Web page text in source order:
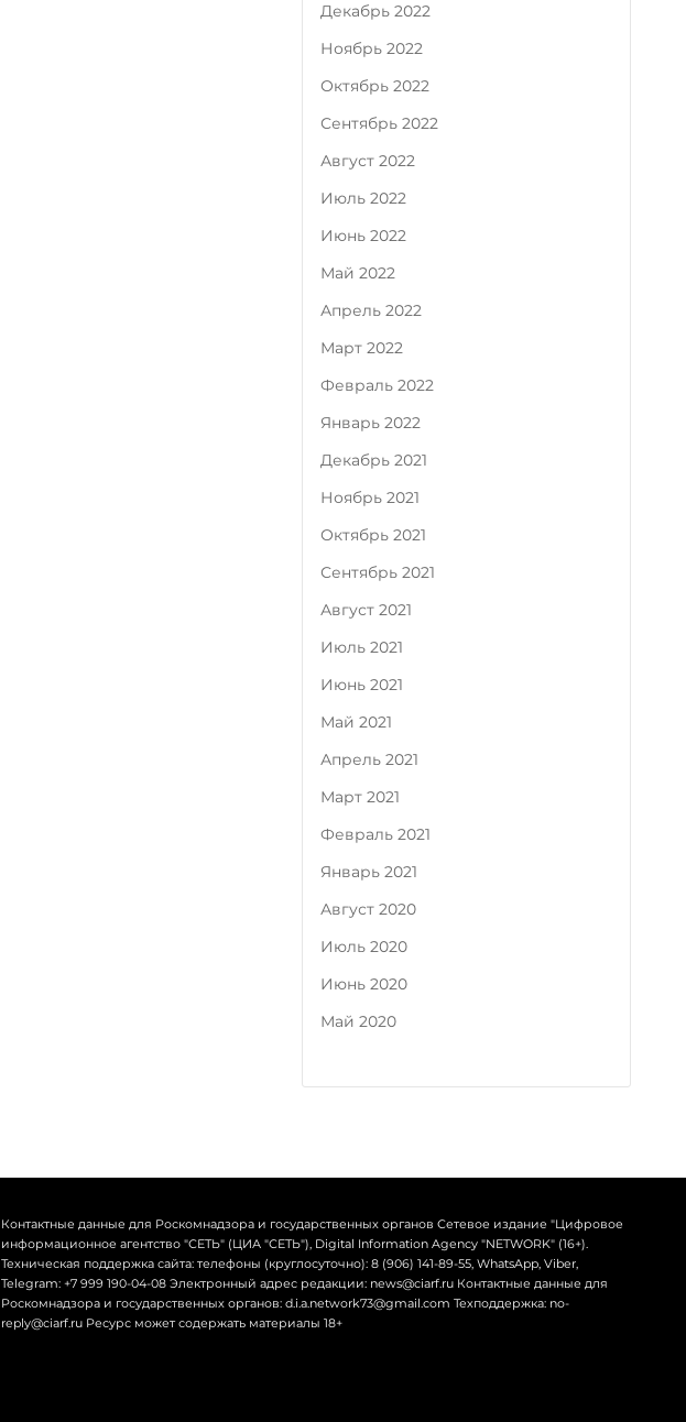
Декабрь 2022
Ноябрь 2022
Октябрь 2022
Сентябрь 2022
Август 2022
Июль 2022
Июнь 2022
Май 2022
Апрель 2022
Март 2022
Февраль 2022
Январь 2022
Декабрь 2021
Ноябрь 2021
Октябрь 2021
Сентябрь 2021
Август 2021
Июль 2021
Июнь 2021
Май 2021
Апрель 2021
Март 2021
Февраль 2021
Январь 2021
Август 2020
Июль 2020
Июнь 2020
Май 2020
Контактные данные для Роскомнадзора и государственных органов Сетевое издание "Цифровое
информационное агентство "СЕТЬ" (ЦИА "СЕТЬ"), Digital Information Agency "NETWORK" (16+).
Техническая поддержка сайта: телефоны (круглосуточно): 8 (906) 141-89-55, WhatsApp, Viber,
Telegram: +7 999 190-04-08 Электронный адрес редакции: news@ciarf.ru Контактные данные для
Роскомнадзора и государственных органов: d.i.a.network73@gmail.com Техподдержка: no-
reply@ciarf.ru Ресурс может содержать материалы 18+